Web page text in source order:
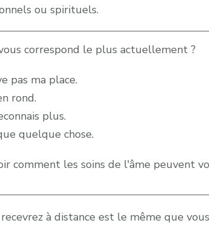
ou spirituels.
correspond le plus actuellement ?
pas ma place.
rond.
plus.
quelque chose.
comment les soins de l'âme peuvent
à distance est le même que